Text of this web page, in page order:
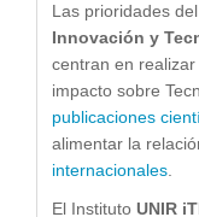
Las prioridades
Innovación y
centran en
impacto sobre
publicaciones
alimentar la
internacionales
El Instituto UNIR